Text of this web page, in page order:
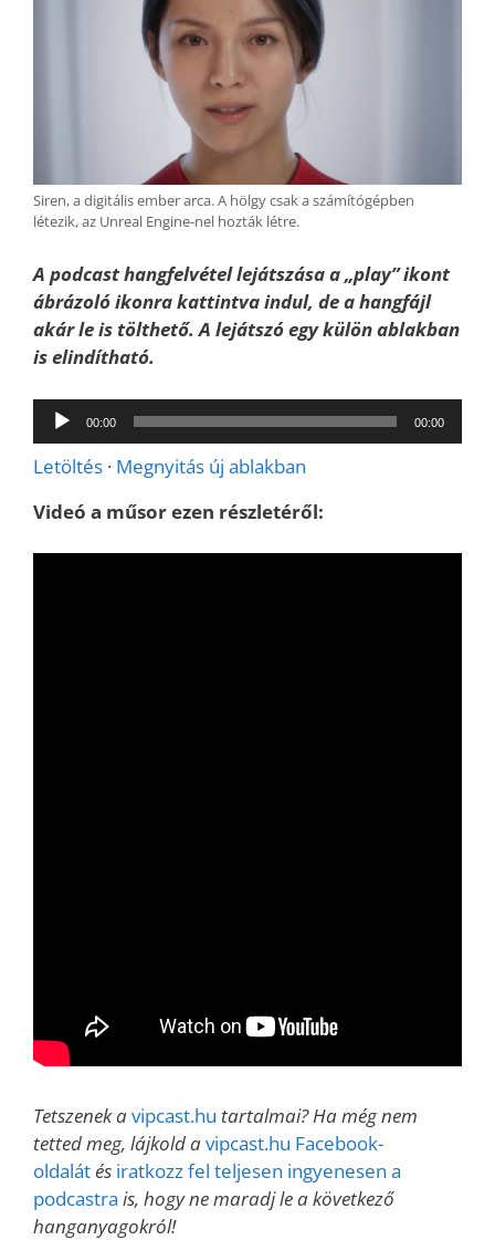
Siren, a digitális ember arca. A hölgy csak a számítógépben
létezik, az Unreal Engine-nel hozták létre.
A podcast hangfelvétel lejátszása a „play” ikont
ábrázoló ikonra kattintva indul, de a hangfájl
akár le is tölthető. A lejátszó egy külön ablakban
is elindítható.
Audió
lejátszó
00:00 00:00
Letöltés · Megnyitás új ablakban
Videó a műsor ezen részletéről:
Tetszenek avipcast.hu tartalmai? Ha még nem
tetted meg, lájkold avipcast.hu Facebook-
oldalátés iratkozz fel teljesen ingyenesen a
podcastra is, hogy ne maradj le a következő
hanganyagokról!